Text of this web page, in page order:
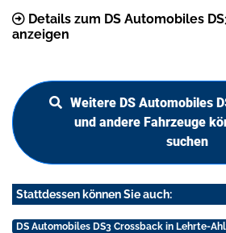
Details zum DS Automobiles
anzeigen
Weitere DS Automobiles
und andere Fahrzeuge
suchen
Stattdessen können Sie auch:
DS Automobiles DS3 Crossback in Lehrte-